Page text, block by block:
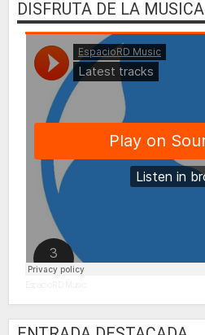
DISFRUTA DE LA MUSICA